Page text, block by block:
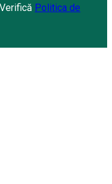
Politica de